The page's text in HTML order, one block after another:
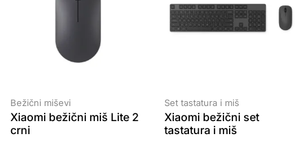
Bežični miševi
Xiaomi bežični miš Lite 2
crni
Set tastatura i miš
Xiaomi bežični set
tastatura i miš